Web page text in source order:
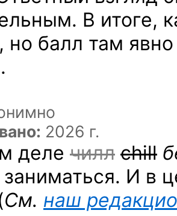
В итоге,
но балл там
2026 г.
деле чилл chill
заниматься. И в
См. наш